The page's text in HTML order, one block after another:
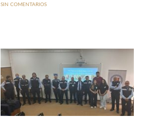
SIN COMENTARIOS